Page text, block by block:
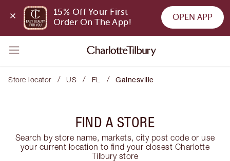
15% Off Your First
Order On The App!
OPEN APP
Store locator / US / FL / Gainesville
FIND A STORE
Search by store name, markets, city post code or use
your current location to find your closest Charlotte
Tilbury store